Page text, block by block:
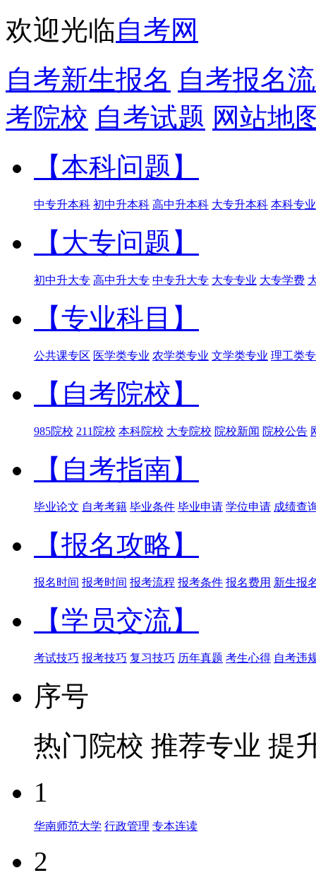
欢迎光临自考网
自考新生报名 自考报名
考院校 自考试题 网站地
【本科问题】
中专升本科 初中升本科 高中升本科 大专升本科 本科专业
【大专问题】
初中升大专 高中升大专 中专升大专 大专专业 大专学费
【专业科目】
公共课专区 医学类专业 农学类专业 文学类专业 理工类
【自考院校】
985院校 211院校 本科院校 大专院校 院校新闻 院校公告
【自考指南】
毕业论文 自考考籍 毕业条件 毕业申请 学位申请 成绩查
【报名攻略】
报名时间 报考时间 报考流程 报考条件 报名费用 新生报
【学员交流】
考试技巧 报考技巧 复习技巧 历年真题 考生心得 自考违
序号
热门院校 推荐专业 提
1
华南师范大学 行政管理 专本连读
2